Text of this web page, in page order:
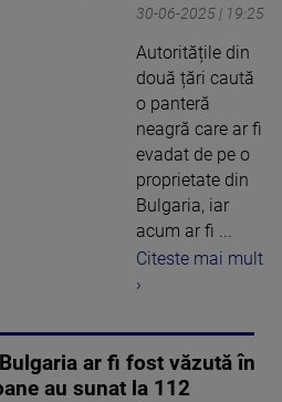
30-06-2025 | 19:25
Autoritățile din
două țări caută
o panteră
neagră care ar fi
evadat de pe o
proprietate din
Bulgaria, iar
acum ar fi ...
Citeste mai mult
›
ar fi fost văzută în
au sunat la 112